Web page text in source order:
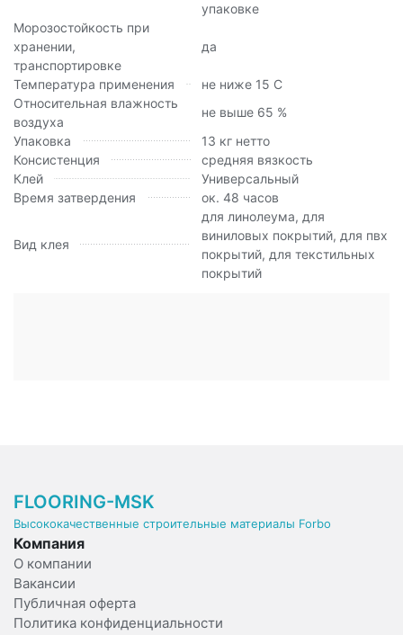
упаковке
Морозостойкость при
хранении,
транспортировке
да
Температура применения
не ниже 15 С
Относительная влажность
воздуха
не выше 65 %
Упаковка
13 кг нетто
Консистенция
средняя вязкость
Клей
Универсальный
Время затвердения
ок. 48 часов
Вид клея
для линолеума, для
виниловых покрытий, для пвх
покрытий, для текстильных
покрытий
FLOORING-MSK
Высококачественные строительные материалы Forbo
Компания
О компании
Вакансии
Публичная оферта
Политика конфиденциальности